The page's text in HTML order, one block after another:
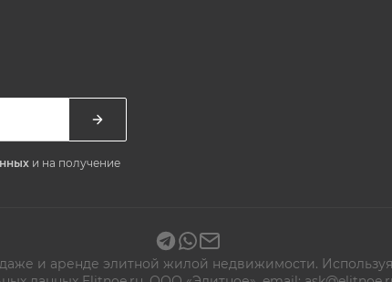
и на получение
и аренде элитной жилой недвижимости.